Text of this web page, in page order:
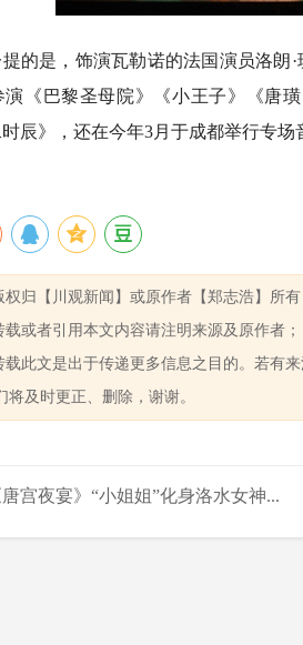
的是，饰演瓦勒诺的法国演员洛朗
演《巴黎圣母院》《小王子》《唐
时辰》，还在今年3月于成都举行专场
权归【川观新闻】或原作者【郑志浩】所
载或者引用本文内容请注明来源及原作者；
载此文是出于传递更多信息之目的。若有
将及时更正、删除，谢谢。
唐宫夜宴》“小姐姐”化身洛水女神...